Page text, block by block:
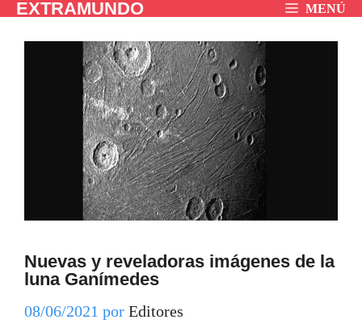
SaltarEXTRAMUNDO MENÚ
Nuevas y reveladoras imágenes de la
luna Ganímedes
08/06/2021 por Editores